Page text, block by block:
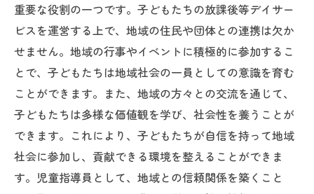
重要な役割の一つです。子どもたちの放課後等デイサー
ビスを運営する上で、地域の住民や団体との連携は欠か
せません。地域の行事やイベントに積極的に参加するこ
とで、子どもたちは地域社会の一員としての意識を育む
ことができます。また、地域の方々との交流を通じて、
子どもたちは多様な価値観を学び、社会性を養うことが
できます。これにより、子どもたちが自信を持って地域
社会に参加し、貢献できる環境を整えることができま
す。児童指導員として、地域との信頼関係を築くこと